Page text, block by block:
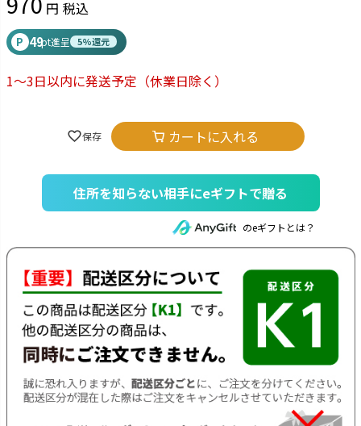
税込
P 49pt進呈 5%還元
1～3日以内に発送予定 （休業日除く）
カートに入れる
住所を知らない相手にeギフトで贈る
のeギフトとは？